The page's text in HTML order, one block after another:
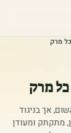
מרק
מרק
אך בניגוד
מתקתק ומעודן